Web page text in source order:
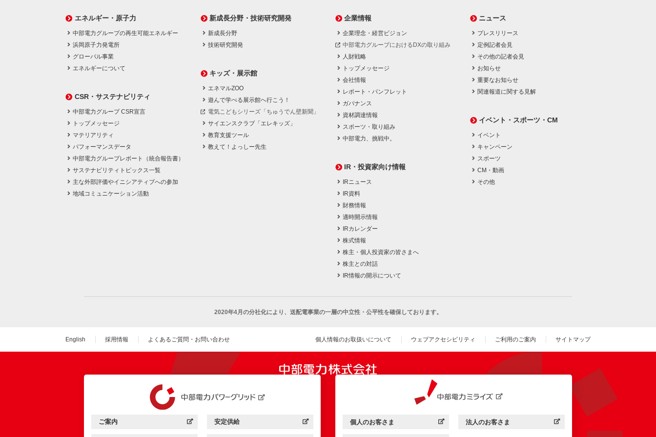
エネルギー・原子力
中部電力グループの再生可能エネルギー
浜岡原子力発電所
グローバル事業
エネルギーについて
CSR・サステナビリティ
中部電力グループ CSR宣言
トップメッセージ
マテリアリティ
パフォーマンスデータ
中部電力グループレポート（統合報告書）
サステナビリティトピックス一覧
主な外部評価やイニシアティブへの参加
地域コミュニケーション活動
新成長分野・技術研究開発
新成長分野
技術研究開発
キッズ・展示館
エネマルZOO
遊んで学べる展示館へ行こう！
電気こどもシリーズ「ちゅうでん壁新聞」
サイエンスクラブ「エレキッズ」
教育支援ツール
教えて！よっしー先生
企業情報
企業理念・経営ビジョン
中部電力グループにおけるDXの取り組み
人財戦略
トップメッセージ
会社情報
レポート・パンフレット
ガバナンス
資材調達情報
スポーツ・取り組み
中部電力、挑戦中。
IR・投資家向け情報
IRニュース
IR資料
財務情報
適時開示情報
IRカレンダー
株式情報
株主・個人投資家の皆さまへ
株主との対話
IR情報の開示について
ニュース
プレスリリース
定例記者会見
その他の記者会見
お知らせ
重要なお知らせ
関連報道に関する見解
イベント・スポーツ・CM
イベント
キャンペーン
スポーツ
CM・動画
その他
2020年4月の分社化により、 送配電事業の一層の中立性・公平性を確保しております。
English 採用情報 よくあるご質問・お問い合わせ 個人情報のお取扱いについて ウェブアクセシビリティ ご利用のご案内 サイトマップ
中部電力パワーグリッド：
ご案内
（新しいウィンドウを開きます） 中部電力パワーグリッド：
安定供給
（新しいウィンドウを開きます） 中部電力ミライズ：
個人のお客さま
（新しいウィンドウを開きます） 中部電力ミライズ：
法人のお客さま
（新しいウィンドウを開きます）